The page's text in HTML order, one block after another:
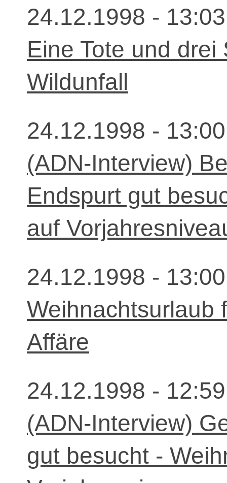
24.12.1998 -
Eine Tote und
Wildunfall
24.12.1998 -
(ADN-Interview)
Endspurt gut
auf
24.12.1998 -
Weihnachtsurlaub
Affäre
24.12.1998 -
(ADN-Interview)
gut besucht -